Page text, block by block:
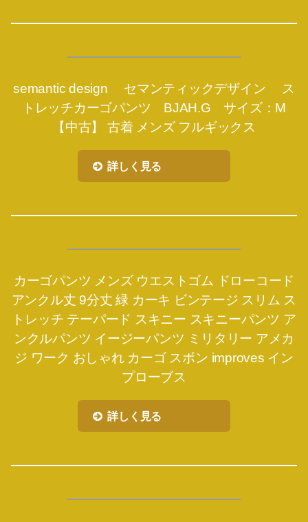
semantic design セマンティックデザイン ス
トレッチカーゴパンツ BJAH.G サイズ：M
【中古】 古着 メンズ フルギックス
詳しく見る
カーゴパンツ メンズ ウエストゴム ドローコード
アンクル丈 9分丈 緑 カーキ ビンテージ スリム ス
トレッチ テーパード スキニー スキニーパンツ ア
ンクルパンツ イージーパンツ ミリタリー アメカ
ジ ワーク おしゃれ カーゴ スボン improves イン
プローブス
詳しく見る